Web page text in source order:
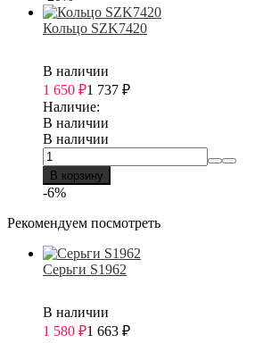
Кольцо SZK7420
В наличии
1 650 ₽1 737 ₽
Наличие:
В наличии
В наличии
В корзину
-6%
Рекомендуем посмотреть
Серьги S1962
В наличии
1 580 ₽1 663 ₽